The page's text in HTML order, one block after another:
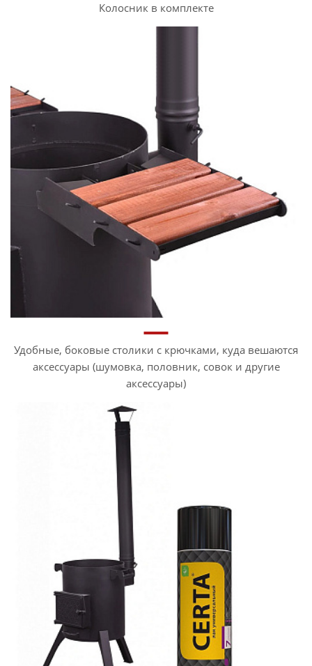
Колосник в комплекте
Удобные, боковые столики с крючками, куда вешаются
аксессуары (шумовка, половник, совок и другие
аксессуары)